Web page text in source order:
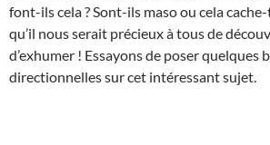
font-ils cela ? Sont-ils maso ou cela
qu’il nous serait précieux à tous de
d’exhumer ! Essayons de poser quelques
directionnelles sur cet intéressant sujet.